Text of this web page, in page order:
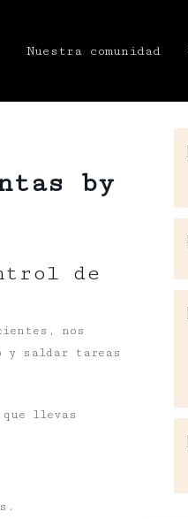
Nuestra comunidad
by
de
nos
y saldar tareas
llevas